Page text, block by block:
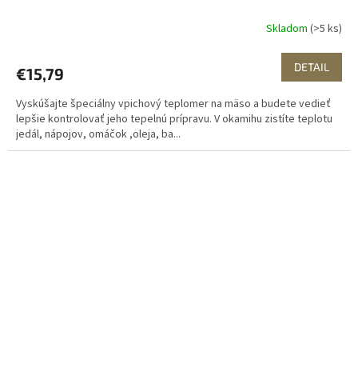
Skladom (>5 ks)
€15,79 DETAIL
Vyskúšajte špeciálny vpichový teplomer na mäso a budete vedieť
lepšie kontrolovať jeho tepelnú prípravu. V okamihu zistíte teplotu
jedál, nápojov, omáčok ,oleja, ba...